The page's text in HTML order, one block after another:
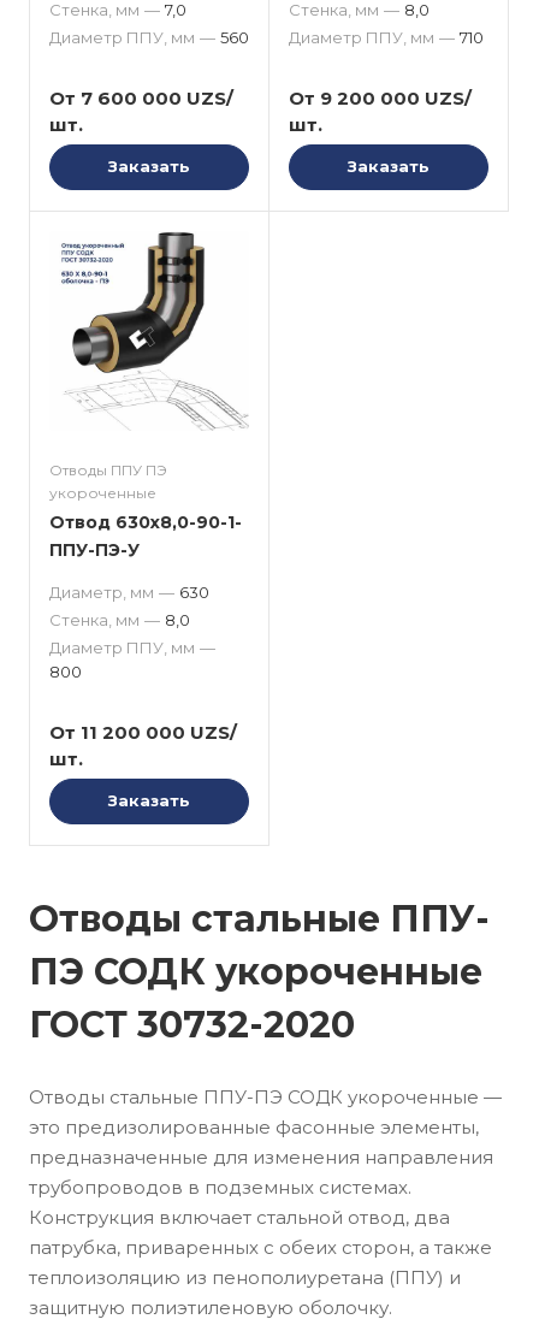
Стенка, мм — 7,0
Диаметр ППУ, мм — 560
От 7 600 000 UZS/
шт.
Заказать
Стенка, мм — 8,0
Диаметр ППУ, мм — 710
От 9 200 000 UZS/
шт.
Заказать
Отводы ППУ ПЭ
укороченные
Отвод 630x8,0-90-1-
ППУ-ПЭ-У
Диаметр, мм — 630
Стенка, мм — 8,0
Диаметр ППУ, мм —
800
От 11 200 000 UZS/
шт.
Заказать
Отводы стальные ППУ-
ПЭ СОДК укороченные
ГОСТ 30732-2020
Отводы стальные ППУ-ПЭ СОДК укороченные —
это предизолированные фасонные элементы,
предназначенные для изменения направления
трубопроводов в подземных системах.
Конструкция включает стальной отвод, два
патрубка, приваренных с обеих сторон, а также
теплоизоляцию из пенополиуретана (ППУ) и
защитную полиэтиленовую оболочку.